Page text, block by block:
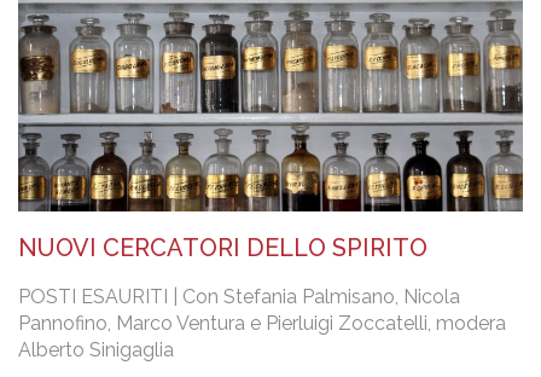
NUOVI CERCATORI DELLO SPIRITO
POSTI ESAURITI | Con Stefania Palmisano, Nicola
Pannofino, Marco Ventura e Pierluigi Zoccatelli, modera
Alberto Sinigaglia